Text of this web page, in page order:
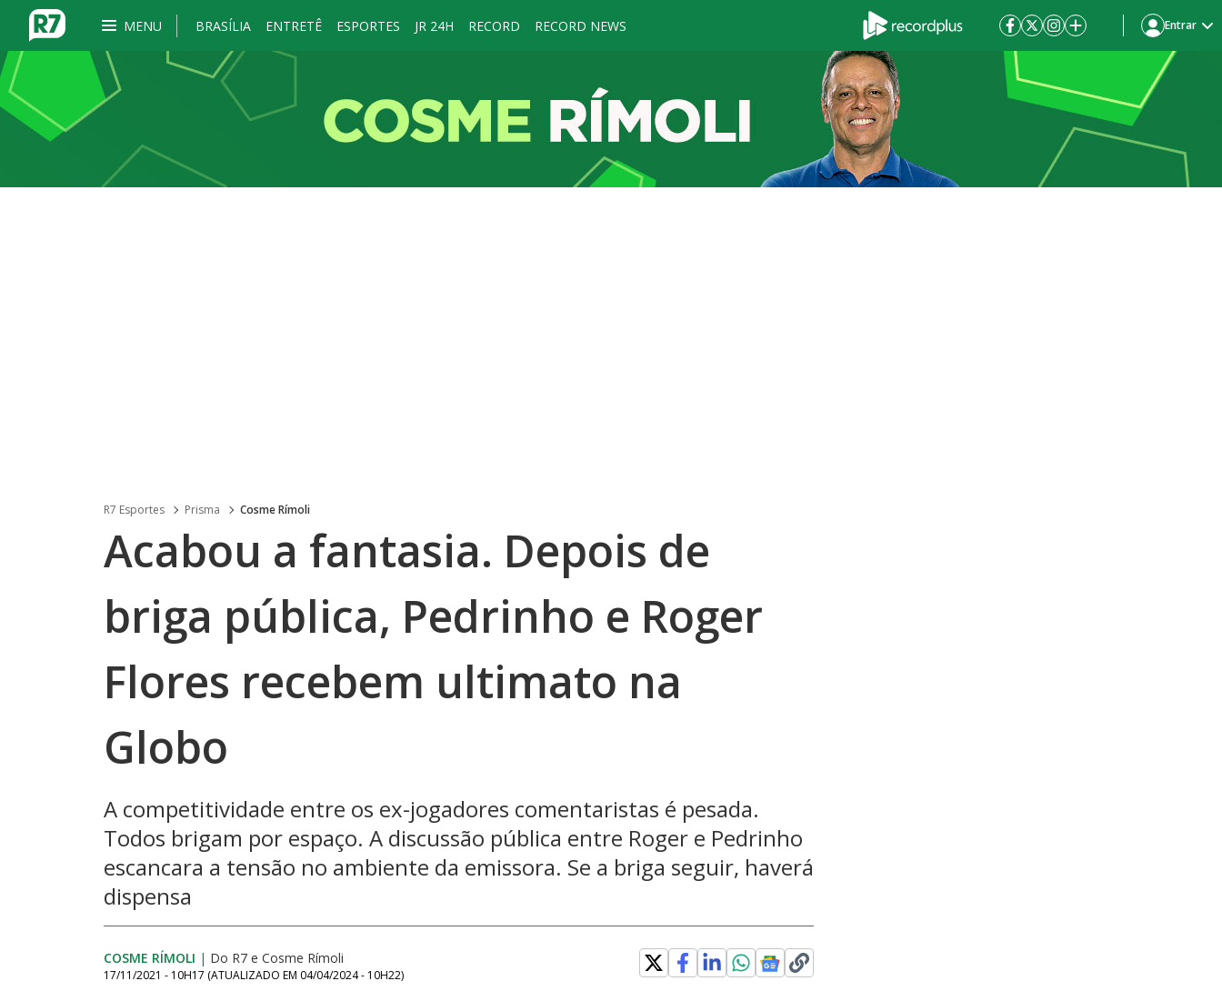
MENU BRASÍLIA ENTRETÊ ESPORTES JR 24H RECORD RECORD NEWS Entrar
R7 Esportes Prisma Cosme Rímoli
Acabou a fantasia. Depois de
briga pública, Pedrinho e Roger
Flores recebem ultimato na
Globo
A competitividade entre os ex-jogadores comentaristas é pesada.
Todos brigam por espaço. A discussão pública entre Roger e Pedrinho
escancara a tensão no ambiente da emissora. Se a briga seguir, haverá
dispensa
COSME RÍMOLI | Do R7 e Cosme Rímoli
17/11/2021 - 10H17 (ATUALIZADO EM 04/04/2024 - 10H22)